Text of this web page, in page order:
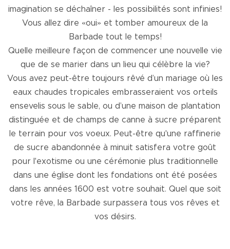
imagination se déchaîner - les possibilités sont infinies!
Vous allez dire «oui» et tomber amoureux de la
Barbade tout le temps!
Quelle meilleure façon de commencer une nouvelle vie
que de se marier dans un lieu qui célèbre la vie?
Vous avez peut-être toujours rêvé d’un mariage où les
eaux chaudes tropicales embrasseraient vos orteils
ensevelis sous le sable, ou d’une maison de plantation
distinguée et de champs de canne à sucre préparent
le terrain pour vos voeux. Peut-être qu'une raffinerie
de sucre abandonnée à minuit satisfera votre goût
pour l'exotisme ou une cérémonie plus traditionnelle
dans une église dont les fondations ont été posées
dans les années 1600 est votre souhait. Quel que soit
votre rêve, la Barbade surpassera tous vos rêves et
vos désirs.